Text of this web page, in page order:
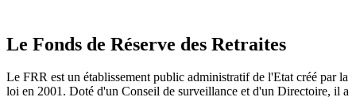
Le Fonds de Réserve des Retraites
Le FRR est un établissement public administratif de l'Etat créé par la
loi en 2001. Doté d'un Conseil de surveillance et d'un Directoire, il a